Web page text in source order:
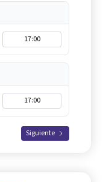
17:00
17:00
Siguiente